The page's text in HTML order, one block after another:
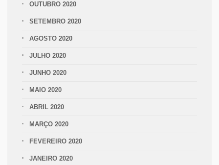
OUTUBRO 2020
SETEMBRO 2020
AGOSTO 2020
JULHO 2020
JUNHO 2020
MAIO 2020
ABRIL 2020
MARÇO 2020
FEVEREIRO 2020
JANEIRO 2020